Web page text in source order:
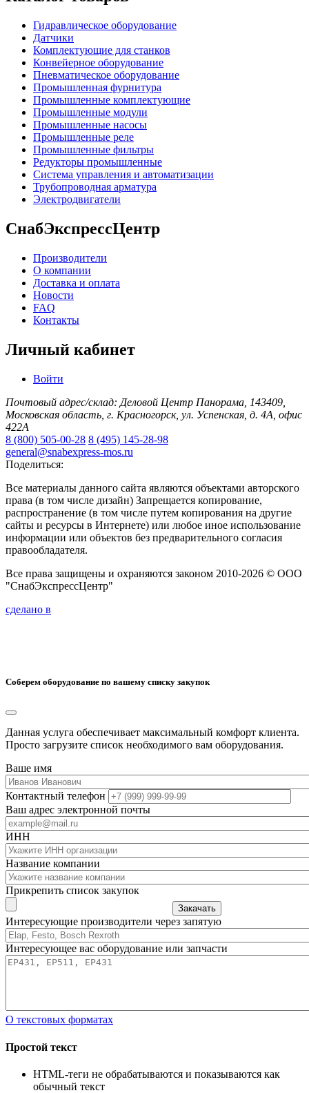
Гидравлическое оборудование
Датчики
Комплектующие для станков
Конвейерное оборудование
Пневматическое оборудование
Промышленная фурнитура
Промышленные комплектующие
Промышленные модули
Промышленные насосы
Промышленные реле
Промышленные фильтры
Редукторы промышленные
Система управления и автоматизации
Трубопроводная арматура
Электродвигатели
СнабЭкспрессЦентр
Производители
О компании
Доставка и оплата
Новости
FAQ
Контакты
Личный кабинет
Войти
Почтовый адрес/склад: Деловой Центр Панорама, 143409,
Московская область, г. Красногорск, ул. Успенская, д. 4А, офис
422А
8 (800) 505-00-28 8 (495) 145-28-98
general@snabexpress-mos.ru
Поделиться:
Все материалы данного сайта являются объектами авторского
права (в том числе дизайн) Запрещается копирование,
распространение (в том числе путем копирования на другие
сайты и ресурсы в Интернете) или любое иное использование
информации или объектов без предварительного согласия
правообладателя.
Все права защищены и охраняются законом 2010-2026 © ООО
"СнабЭкспрессЦентр"
сделано в
Соберем оборудование по вашему списку закупок
Данная услуга обеспечивает максимальный комфорт клиента.
Просто загрузите список необходимого вам оборудования.
Ваше имя
Контактный телефон
Ваш адрес электронной почты
ИНН
Название компании
Прикрепить список закупок
Закачать
Интересующие производители через запятую
Интересующее вас оборудование или запчасти
О текстовых форматах
Простой текст
HTML-теги не обрабатываются и показываются как
обычный текст